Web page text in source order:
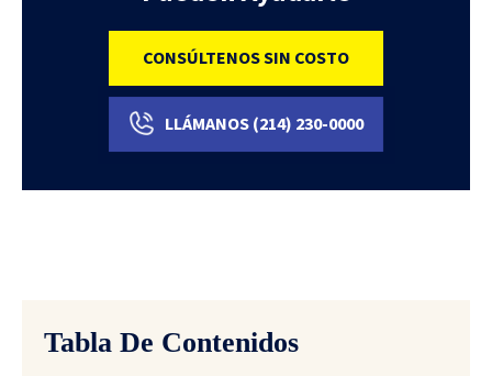
CONSÚLTENOS SIN COSTO
LLÁMANOS(214) 230-0000
Tabla De Contenidos